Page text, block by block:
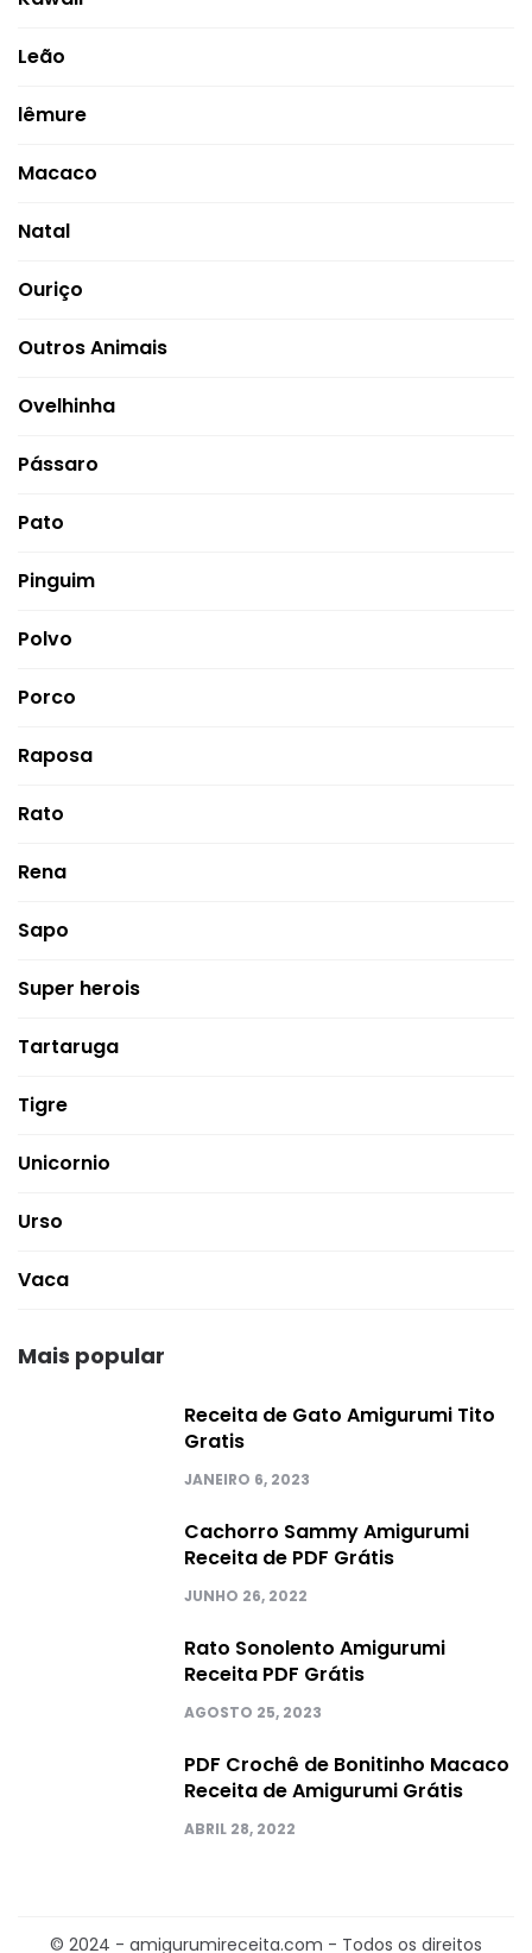
Leão
lêmure
Macaco
Natal
Ouriço
Outros Animais
Ovelhinha
Pássaro
Pato
Pinguim
Polvo
Porco
Raposa
Rato
Rena
Sapo
Super herois
Tartaruga
Tigre
Unicornio
Urso
Vaca
Mais popular
Receita de Gato Amigurumi Tito
Gratis
JANEIRO 6, 2023
Cachorro Sammy Amigurumi
Receita de PDF Grátis
JUNHO 26, 2022
Rato Sonolento Amigurumi
Receita PDF Grátis
AGOSTO 25, 2023
PDF Crochê de Bonitinho Macaco
Receita de Amigurumi Grátis
ABRIL 28, 2022
© 2024 - amigurumireceita.com - Todos os direitos